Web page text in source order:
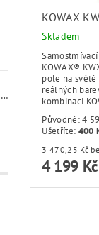
Dálkové ovládání pro HYPCUT software
KOWAX
Skladem
KOWAX®
pole na
reálných
kombinaci
Původně:4
Ušetříte: 400
3
4 199 Kč